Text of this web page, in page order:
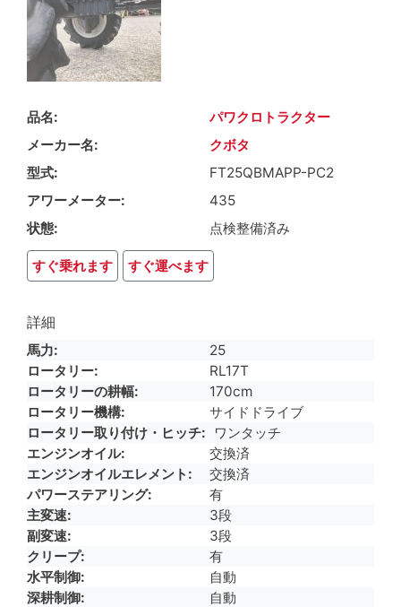
品名
パワクロトラクター
メーカー名
クボタ
型式
FT25QBMAPP-PC2
アワーメーター
435
状態
点検整備済み
すぐ乗れます すぐ運べます
詳細
馬力
25
ロータリー
RL17T
ロータリーの耕幅
170cm
ロータリー機構
サイドドライブ
ロータリー取り付け・ヒッチ
ワンタッチ
エンジンオイル
交換済
エンジンオイルエレメント
交換済
パワーステアリング
有
主変速
3段
副変速
3段
クリープ
有
水平制御
自動
深耕制御
自動